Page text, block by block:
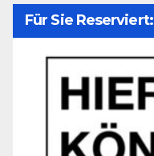
Für Sie Reserviert: